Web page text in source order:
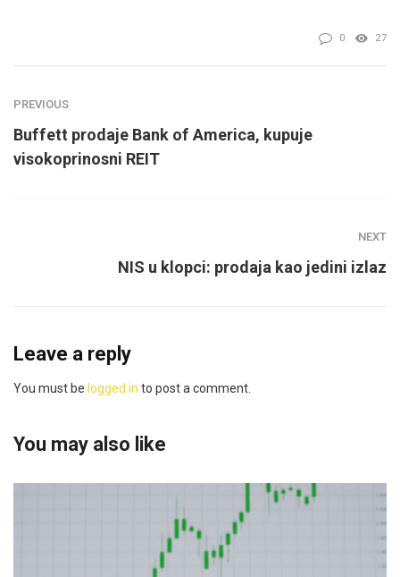
0 27
PREVIOUS
Buffett prodaje Bank of America, kupuje
visokoprinosni REIT
NEXT
NIS u klopci: prodaja kao jedini izlaz
Leave a reply
You must be logged in to post a comment.
You may also like